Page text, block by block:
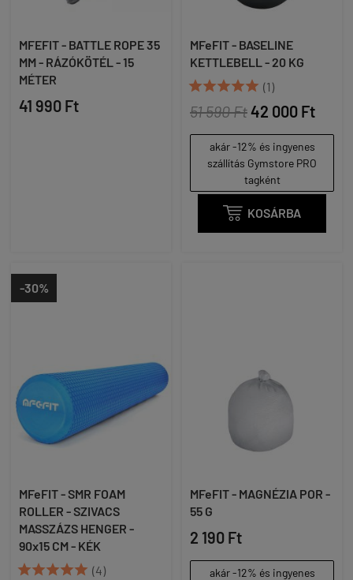
MFEFIT - BATTLE ROPE 35
MM - RÁZÓKÖTÉL - 15
MÉTER
41 990 Ft
MFeFIT - BASELINE
KETTLEBELL - 20 KG
 (1)
51 590 Ft42 000 Ft
akár -12% és ingyenes
szállítás Gymstore PRO
tagként
 KOSÁRBA
-30%
MFeFIT - SMR FOAM
ROLLER - SZIVACS
MASSZÁZS HENGER -
90x15 CM - KÉK
 (4)
MFeFIT - MAGNÉZIA POR -
55 G
2 190 Ft
akár -12% és ingyenes